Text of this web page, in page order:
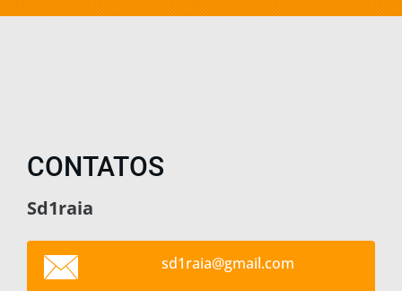
CONTATOS
Sd1raia
sd1raia@gmail.com